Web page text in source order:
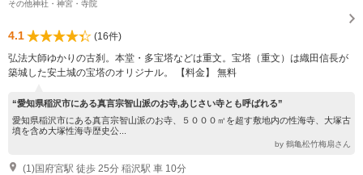
その他神社・神宮・寺院
4.1
(16件)
弘法大師ゆかりの古刹。本堂・多宝塔などは重文。宝塔（重文）は織田信長が
築城した安土城の宝塔のオリジナル。 【料金】 無料
“愛知県稲沢市にある真言宗智山派のお寺,あじさい寺とも呼ばれる”
愛知県稲沢市にある真言宗智山派のお寺、５０００㎡を超す敷地内の性海寺、大塚古
墳を含め大塚性海寺歴史公...
by 鶴亀松竹梅扇さん
(1)国府宮駅 徒歩 25分 稲沢駅 車 10分